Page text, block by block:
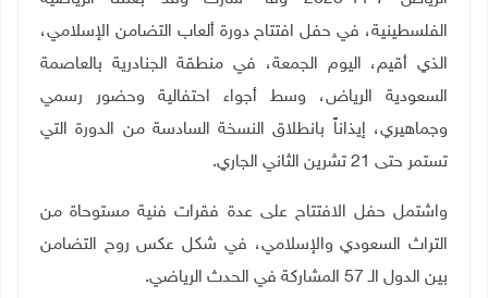
الفلسطينية، في حفل افتتاح دورة ألعاب التضامن الإسلامي،
الذي أقيم، اليوم الجمعة، في منطقة الجنادرية بالعاصمة
السعودية الرياض، وسط أجواء احتفالية وحضور رسمي
وجماهيري، إيذاناً بانطلاق النسخة السادسة من الدورة التي
تستمر حتى 21 تشرين الثاني الجاري
.
واشتمل حفل الافتتاح على عدة فقرات فنية مستوحاة من
التراث السعودي والإسلامي، في شكل عكس روح التضامن
بين الدول الـ 57 المشاركة في الحدث الرياضي
.